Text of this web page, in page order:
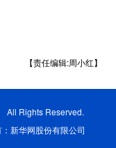
【责任编辑:周小红】
All Rights Reserved.
新华网股份有限公司